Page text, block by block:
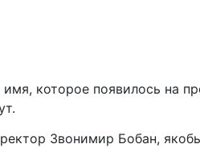
которое появилось на
Звонимир Бобан,